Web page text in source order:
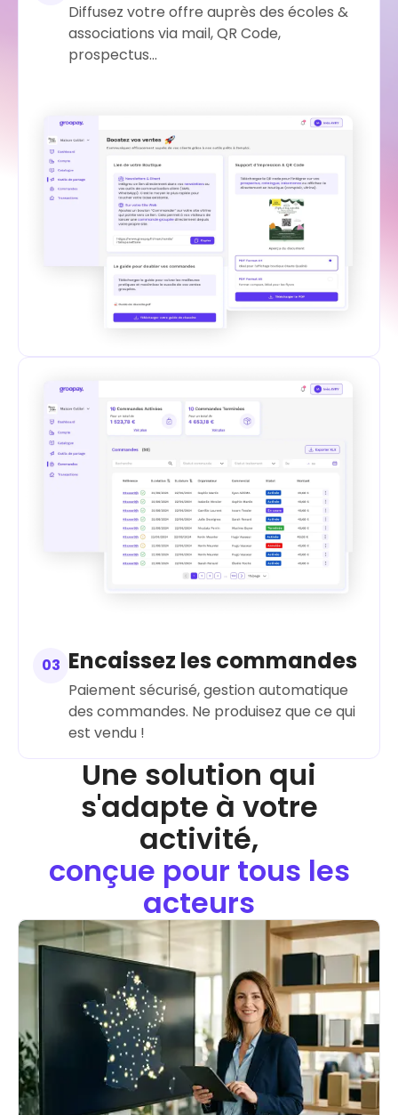
Diffusez votre offre auprès des écoles &
associations via mail, QR Code,
prospectus...
03 Encaissez les commandes
Paiement sécurisé, gestion automatique
des commandes. Ne produisez que ce qui
Une solution qui
s'adapte à votre
activité,
conçue pour tous les
acteurs